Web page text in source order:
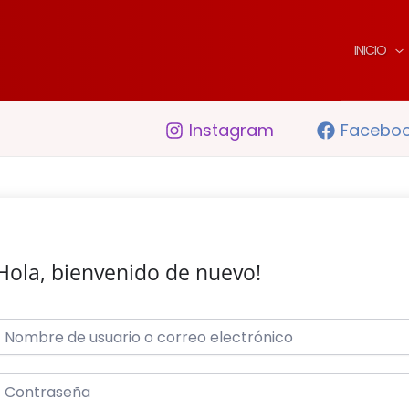
INICIO
Instagram
bienvenido de nuevo!